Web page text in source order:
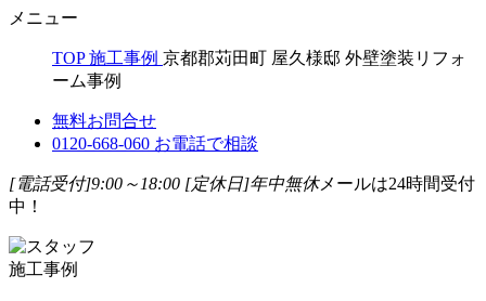
メニュー
TOP 施工事例 京都郡苅田町 屋久様邸 外壁塗装リフォ
ーム事例
無料お問合せ
0120-668-060 お電話で相談
[電話受付]9:00～18:00 [定休日]年中無休メールは24時間受付
中！
施工事例